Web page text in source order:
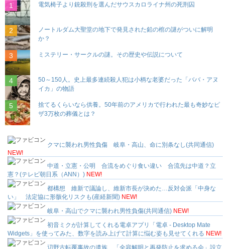
電気椅子より銃殺刑を選んだサウスカロライナ州の死刑囚
ノートルダム大聖堂の地下で発見された鉛の棺の謎がついに解明
か？
ミステリー・サークルの謎。その歴史や伝説について
50～150人。史上最多連続殺人犯は小柄な老婆だった「ババ・アヌ
イカ」の物語
捨てるくらいなら供養。50年前のアメリカで行われた最も奇妙なピ
ザ3万枚の葬儀とは？
クマに襲われ男性負傷 岐阜・高山、命に別条なし(共同通信)
NEW!
中道・立憲・公明 合流をめぐり食い違い 合流先は中道？立
憲？(テレビ朝日系（ANN）) NEW!
都構想 維新で議論し、維新市長が決めた…反対会派「中身な
い」 法定協に形骸化リスクも(産経新聞) NEW!
岐阜・高山でクマに襲われ男性負傷(共同通信) NEW!
初音ミクが計算してくれる電卓アプリ「電卓 - Desktop Mate
Widgets」を使ってみた、数字を読み上げて計算に悩む姿も見せてくれる NEW!
辺野古転覆事故の遺族、「全容解明と再発防止を求める会」設立